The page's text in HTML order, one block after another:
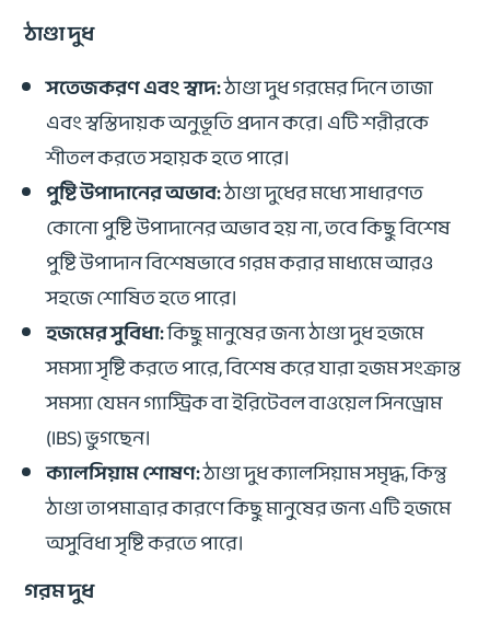
ঠাণ্ডা দুধ
সতেজকরণ এবং স্বাদ:ঠাণ্ডা দুধ গরমের দিনে তাজা
এবং স্বস্তিদায়ক অনুভূতি প্রদান করে। এটি শরীরকে
শীতল করতে সহায়ক হতে পারে।
পুষ্টি উপাদানের অভাব:ঠাণ্ডা দুধের মধ্যে সাধারণত
কোনো পুষ্টি উপাদানের অভাব হয় না, তবে কিছু বিশেষ
পুষ্টি উপাদান বিশেষভাবে গরম করার মাধ্যমে আরও
সহজে শোষিত হতে পারে।
হজমের সুবিধা:কিছু মানুষের জন্য ঠাণ্ডা দুধ হজমে
সমস্যা সৃষ্টি করতে পারে, বিশেষ করে যারা হজম সংক্রান্ত
সমস্যা যেমন গ্যাস্ট্রিক বা ইরিটেবল বাওয়েল সিনড্রোম
(IBS) ভুগছেন।
ক্যালসিয়াম শোষণ:ঠাণ্ডা দুধ ক্যালসিয়াম সমৃদ্ধ, কিন্তু
ঠাণ্ডা তাপমাত্রার কারণে কিছু মানুষের জন্য এটি হজমে
অসুবিধা সৃষ্টি করতে পারে।
গরম দুধ